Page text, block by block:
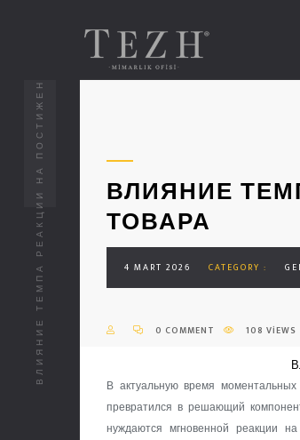
ВЛИЯНИЕ ТЕМПА РЕАКЦИИ НА ПОСТИЖЕНИЕ ТОВАРА ВЛИЯНИЕ
ТОВАРА
4 MART 2026 CATEGORY :
0 COMMENT 108 VIEWS
В актуальную время
превратился в решающий
нуждаются мгновенной реакции